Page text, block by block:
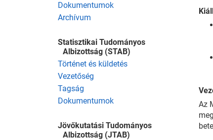
Dokumentumok
Archívum
Statisztikai Tudományos
Albizottság (STAB)
Történet és küldetés
Vezetőség
Tagság
Dokumentumok
Jövőkutatási Tudományos
Albizottság (JTAB)
Az